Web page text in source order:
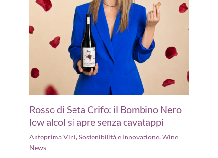
Rosso di Seta Crifo: il Bombino Nero
low alcol si apre senza cavatappi
Anteprima Vini,Sostenibilità e Innovazione,Wine
News